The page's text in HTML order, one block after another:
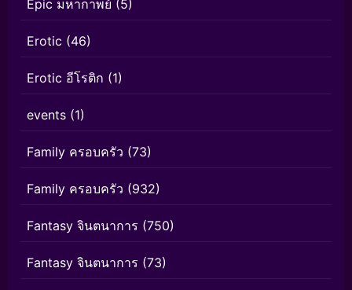
Epic มหากาพย์ (5)
Erotic (46)
Erotic อีโรติก (1)
events (1)
Family ครอบครัว (73)
Family ครอบครัว (932)
Fantasy จินตนาการ (750)
Fantasy จินตนาการ (73)